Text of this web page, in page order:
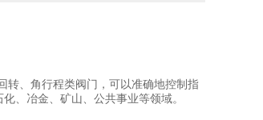
转、角行程类阀门，可以准确地控制指
、冶金、矿山、公共事业等领域。